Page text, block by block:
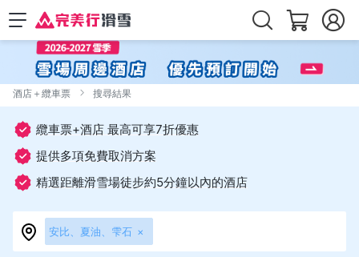
酒店＋纜車票 搜尋結果
纜車票+酒店 最高可享7折優惠
提供多項免費取消方案
精選距離滑雪場徒步約5分鐘以內的酒店
安比、夏油、雫石 ×